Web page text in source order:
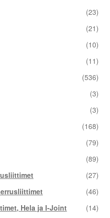
(23)
(21)
(10)
(11)
(536)
(3)
(3)
(168)
(79)
(89)
(27)
(46)
Hela ja I-Joint
(14)